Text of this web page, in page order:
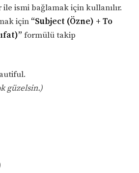
ismi bağlamak için kullanılır.
için “Subject (Özne) + To
formülü takip
güzelsin.)